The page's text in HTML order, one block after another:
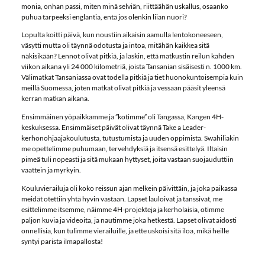
monia, onhan passi, miten minä selviän, riittäähän uskallus, osaanko
puhua tarpeeksi englantia, entä jos olenkin liian nuori?
Lopulta koitti päivä, kun noustiin aikaisin aamulla lentokoneeseen,
väsytti mutta oli täynnä odotusta ja intoa, mitähän kaikkea sitä
näkisikään? Lennot olivat pitkiä, ja laskin, että matkustin reilun kahden
viikon aikana yli 24 000 kilometriä, joista Tansanian sisäisesti n. 1000 km.
Välimatkat Tansaniassa ovat todella pitkiä ja tiet huonokuntoisempia kuin
meillä Suomessa, joten matkat olivat pitkiä ja vessaan pääsit yleensä
kerran matkan aikana.
Ensimmäinen yöpaikkamme ja ”kotimme” oli Tangassa, Kangen 4H-
keskuksessa. Ensimmäiset päivät olivat täynnä Take a Leader-
kerhonohjaajakoulutusta, tutustumista ja uuden oppimista. Swahiliakin
me opettelimme puhumaan, tervehdyksiä ja itsensä esittelyä. Iltaisin
pimeä tuli nopeasti ja sitä mukaan hyttyset, joita vastaan suojauduttiin
vaattein ja myrkyin.
Kouluvierailuja oli koko reissun ajan melkein päivittäin, ja joka paikassa
meidät otettiin yhtä hyvin vastaan. Lapset lauloivat ja tanssivat, me
esittelimme itsemme, näimme 4H-projekteja ja kerholaisia, otimme
paljon kuvia ja videoita, ja nautimme joka hetkestä. Lapset olivat aidosti
onnellisia, kun tulimme vierailuille, ja ette uskoisi sitä iloa, mikä heille
syntyi parista ilmapallosta!